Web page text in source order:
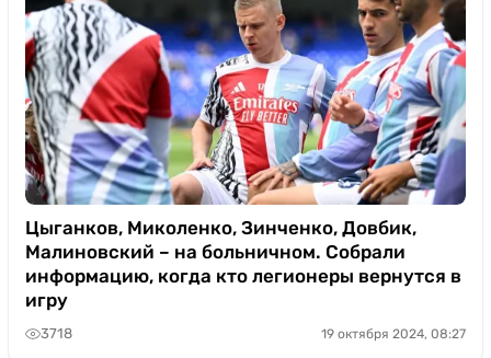
Цыганков, Миколенко, Зинченко, Довбик,
Малиновский – на больничном. Собрали
информацию, когда кто легионеры вернутся в
игру
3718 19 октября 2024, 08:27